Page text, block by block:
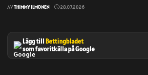
AVTHIMMY ILMONEN 28.07.2026
Lägg till Bettingbladet
som favoritkälla på Google